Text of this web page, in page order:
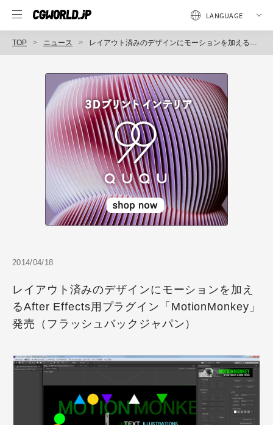
TOP ニュース レイアウト済みのデザインにモーションを加えるAfter Effects用プラグイン「MotionMonkey」発売（フラッシュバックジャパン）
2014/04/18
レイアウト済みのデザインにモーションを加え
るAfter Effects用プラグイン「MotionMonkey」
発売（フラッシュバックジャパン）